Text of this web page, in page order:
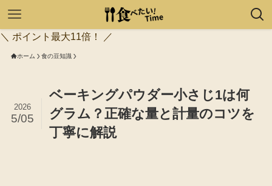
＼ ポイント最大11倍！ ／
ホーム 食の豆知識
ベーキングパウダー小さじ1は何
グラム？正確な量と計量のコツを
丁寧に解説
2026
5/05